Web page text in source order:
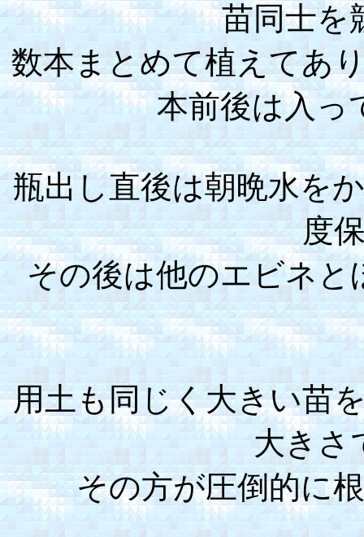
苗同士を
数本まとめて植えてあ
本前後は入っ
瓶出し直後は朝晩水を
度
その後は他のエビネと
用土も同じく大きい苗
大きさ
その方が圧倒的に